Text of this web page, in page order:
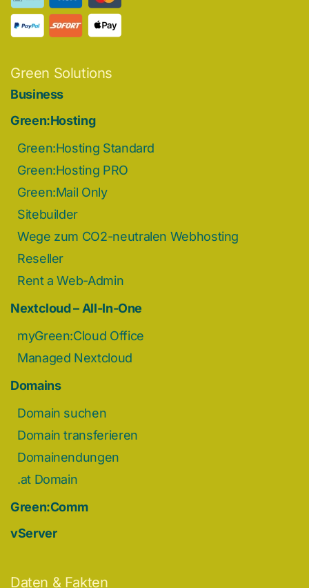
Green Solutions
Business
Green:Hosting
Green:Hosting Standard
Green:Hosting PRO
Green:Mail Only
Sitebuilder
Wege zum CO2-neutralen Webhosting
Reseller
Rent a Web-Admin
Nextcloud – All-In-One
myGreen:Cloud Office
Managed Nextcloud
Domains
Domain suchen
Domain transferieren
Domainendungen
.at Domain
Green:Comm
vServer
Daten & Fakten